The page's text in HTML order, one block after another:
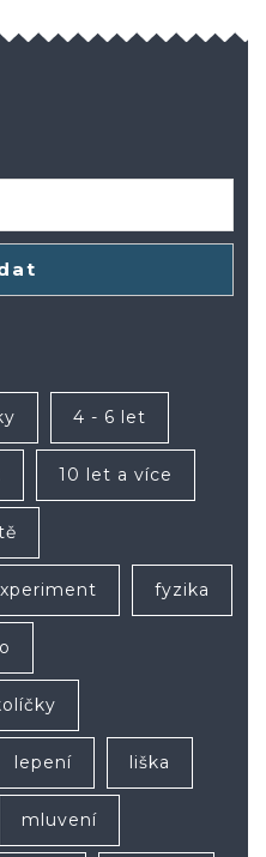
4 - 6 let
10 let a více
fyzika
lepení liška
mluvení